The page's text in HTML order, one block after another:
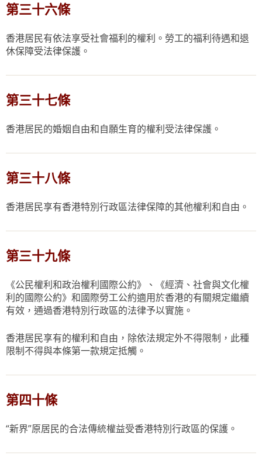
第三十六條
香港居民有依法享受社會福利的權利。勞工的福利待遇和退
休保障受法律保護。
第三十七條
香港居民的婚姻自由和自願生育的權利受法律保護。
第三十八條
香港居民享有香港特別行政區法律保障的其他權利和自由。
第三十九條
《公民權利和政治權利國際公約》、《經濟、社會與文化權
利的國際公約》和國際勞工公約適用於香港的有關規定繼續
有效，通過香港特別行政區的法律予以實施。
香港居民享有的權利和自由，除依法規定外不得限制，此種
限制不得與本條第一款規定抵觸。
第四十條
“新界”原居民的合法傳統權益受香港特別行政區的保護。